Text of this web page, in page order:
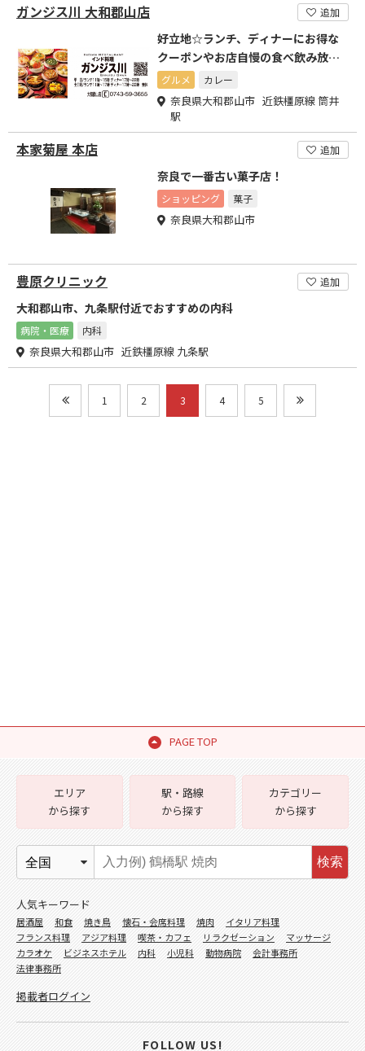
ガンジス川 大和郡山店 追加
好立地☆ランチ、ディナーにお得な
クーポンやお店自慢の食べ飲み放題
3600円がおすすめ
グルメ カレー
奈良県大和郡山市 近鉄橿原線 筒井
駅
本家菊屋 本店 追加
奈良で一番古い菓子店！
ショッピング 菓子
奈良県大和郡山市
豊原クリニック 追加
大和郡山市、九条駅付近でおすすめの内科
病院・医療 内科
奈良県大和郡山市 近鉄橿原線 九条駅
1 2 3 4 5
PAGE TOP
エリア
から探す
駅・路線
から探す
カテゴリー
から探す
検索
人気キーワード
居酒屋 和食 焼き鳥 懐石・会席料理 焼肉
イタリア料理
フランス料理
アジア料理 喫茶・カフェ リラクゼーション
マッサージ
カラオケ
ビジネスホテル 内科 小児科 動物病院
会計事務所
法律事務所
掲載者ログイン
FOLLOW US!